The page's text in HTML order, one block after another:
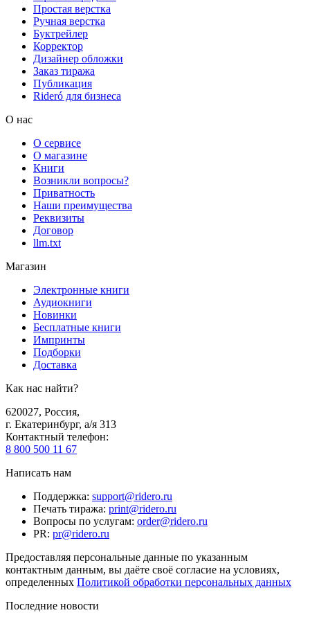
Простая верстка
Ручная верстка
Буктрейлер
Корректор
Дизайнер обложки
Заказ тиража
Публикация
Rideró для бизнеса
О нас
О сервисе
О магазине
Книги
Возникли вопросы?
Приватность
Наши преимущества
Реквизиты
Договор
llm.txt
Магазин
Электронные книги
Аудиокниги
Новинки
Бесплатные книги
Импринты
Подборки
Доставка
Как нас найти?
620027, Россия,
г. Екатеринбург, а/я 313
Контактный телефон:
8 800 500 11 67
Написать нам
Поддержка: support@ridero.ru
Печать тиража: print@ridero.ru
Вопросы по услугам: order@ridero.ru
PR: pr@ridero.ru
Предоставляя персональные данные по указанным
контактным данным, вы даёте своё согласие на условиях,
определенных Политикой обработки персональных данных
Последние новости